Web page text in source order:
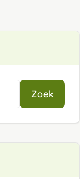
Zoek